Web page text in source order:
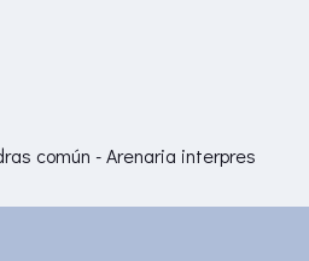
común - Arenaria interpres